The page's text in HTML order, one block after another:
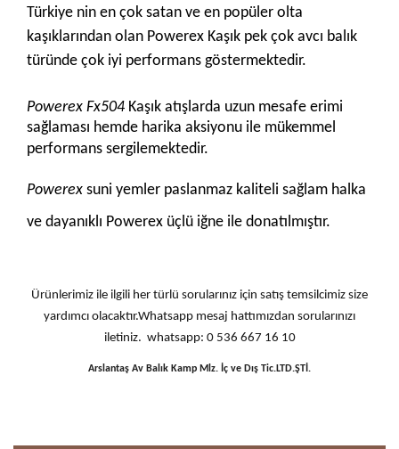
Türkiye nin en çok satan ve en popüler olta
kaşıklarından olan Powerex Kaşık pek çok avcı balık
türünde çok iyi performans göstermektedir.
Powerex Fx504 Kaşık atışlarda uzun mesafe erimi
sağlaması hemde harika aksiyonu ile mükemmel
performans sergilemektedir.
Powerex suni yemler paslanmaz kaliteli sağlam halka
ve dayanıklı Powerex üçlü iğne ile donatılmıştır.
Ürünlerimiz ile ilgili her türlü sorularınız için satış temsilcimiz size
yardımcı olacaktır.Whatsapp mesaj hattımızdan sorularınızı
iletiniz. whatsapp: 0 536 667 16 10
Arslantaş Av Balık Kamp Mlz. İç ve Dış Tic.LTD.ŞTİ.